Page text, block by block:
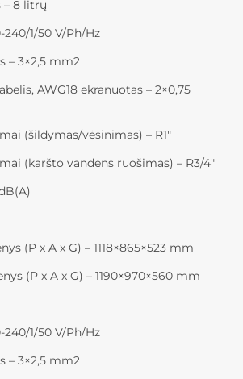
– 8 litrų
1/50 V/Ph/Hz
– 3×2,5 mm2
AWG18 ekranuotas – 2×0,75
(šildymas/vėsinimas) – R1″
(karšto vandens ruošimas) – R3/4″
(P x A x G) – 1118×865×523 mm
(P x A x G) – 1190×970×560 mm
1/50 V/Ph/Hz
– 3×2,5 mm2